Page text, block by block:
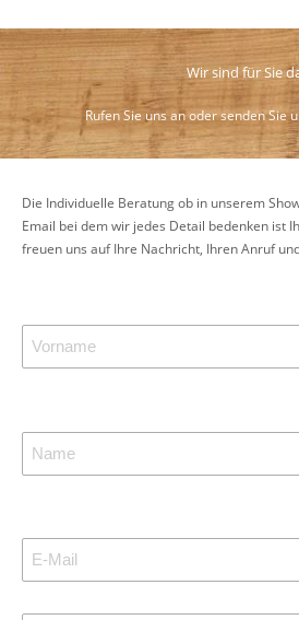
Wir sind für Sie
Rufen Sie uns an oder senden Sie
Die Individuelle Beratung ob in unserem
Email bei dem wir jedes Detail bedenken ist
freuen uns auf Ihre Nachricht, Ihren Anruf